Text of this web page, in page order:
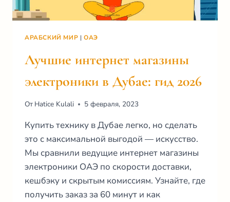
АРАБСКИЙ МИР | ОАЭ
Лучшие интернет магазины
электроники в Дубае: гид 2026
От Hatice Kulali 5 февраля, 2023
Купить технику в Дубае легко, но сделать
это с максимальной выгодой — искусство.
Мы сравнили ведущие интернет магазины
электроники ОАЭ по скорости доставки,
кешбэку и скрытым комиссиям. Узнайте, где
получить заказ за 60 минут и как